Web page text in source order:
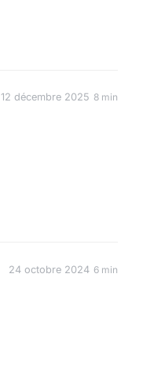
12 décembre 2025 8 min
24 octobre 2024 6 min